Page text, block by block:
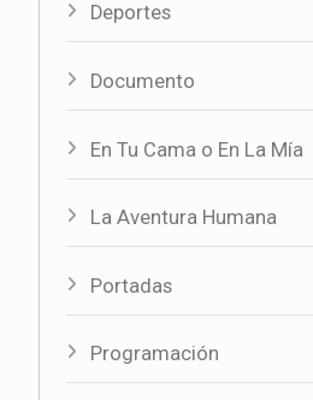
Deportes
Documento
En Tu Cama o En La Mía
La Aventura Humana
Portadas
Programación